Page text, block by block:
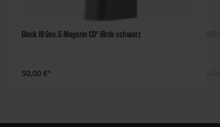
Glock 19 Gen.5 Magazin CO² 18rds schwarz
50,00 €*